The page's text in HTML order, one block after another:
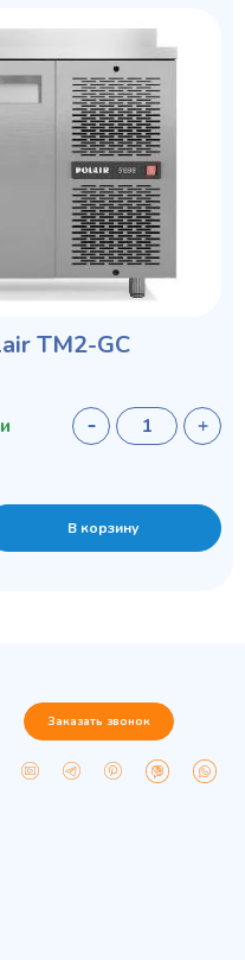
TM2-GC
В корзину
Заказать звонок